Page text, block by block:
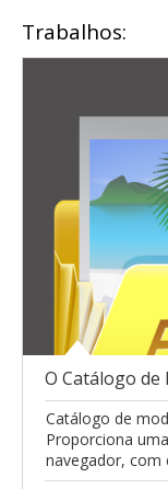
Trabalhos:
O Catálogo de
Catálogo de
Proporciona
navegador, com